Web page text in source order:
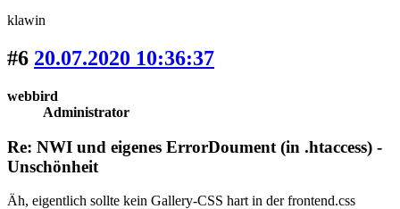
klawin
#6 20.07.2020 10:36:37
webbird
Administrator
Re: NWI und eigenes ErrorDoument (in .htaccess) -
Unschönheit
Äh, eigentlich sollte kein Gallery-CSS hart in der frontend.css